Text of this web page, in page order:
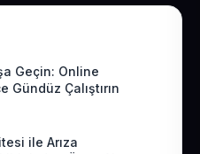
Geçin: Online
Gündüz Çalıştırın
ile Arıza